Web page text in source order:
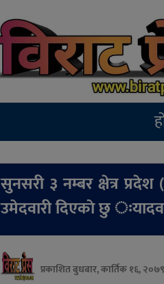
सुनसरी ३ नम्बर क्षेत्र
उमेदवारी दिएकाे छु ःयादव
प्रकाशित बुधबार, कार्तिक १६, २०७९